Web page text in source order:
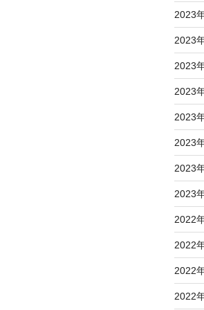
2023
2023
2023
2023
2023
2023
2023
2023
2022
2022
2022
2022